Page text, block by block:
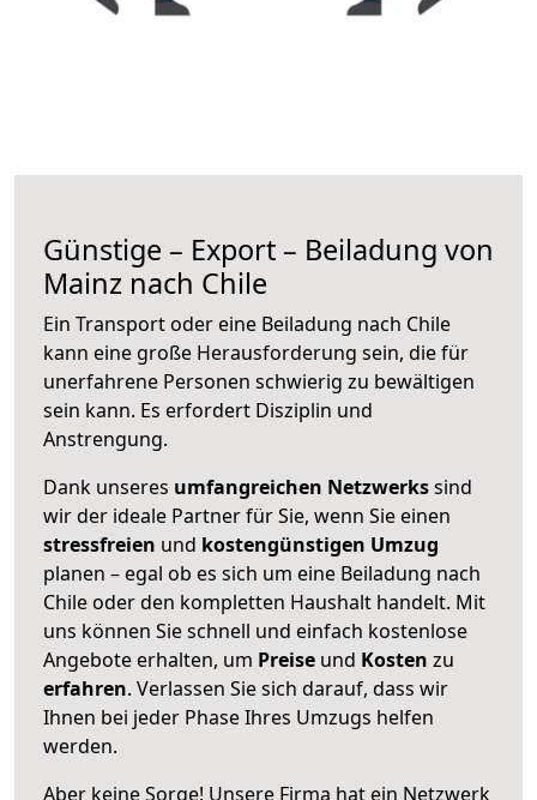
Günstige – Export – Beiladung von
Mainz nach Chile
Ein Transport oder eine Beiladung nach Chile
kann eine große Herausforderung sein, die für
unerfahrene Personen schwierig zu bewältigen
sein kann. Es erfordert Disziplin und
Anstrengung.
Dank unseres umfangreichen Netzwerkssind
wir der ideale Partner für Sie, wenn Sie einen
stressfreien und kostengünstigen Umzug
planen – egal ob es sich um eine Beiladung nach
Chile oder den kompletten Haushalt handelt. Mit
uns können Sie schnell und einfach kostenlose
Angebote erhalten, um Preise und Kosten zu
erfahren. Verlassen Sie sich darauf, dass wir
Ihnen bei jeder Phase Ihres Umzugs helfen
werden.
Aber keine Sorge! Unsere Firma hat ein Netzwerk